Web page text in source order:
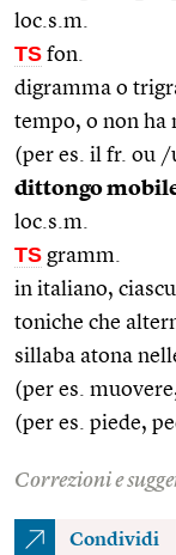
loc.s.m.
TS fon.
digramma o
tempo, o non ha
(per es. il fr. ou
dittongo
loc.s.m.
TS gramm.
in italiano,
toniche che
sillaba atona
(per es.
(per es. piede,
Correzioni e
Condividi